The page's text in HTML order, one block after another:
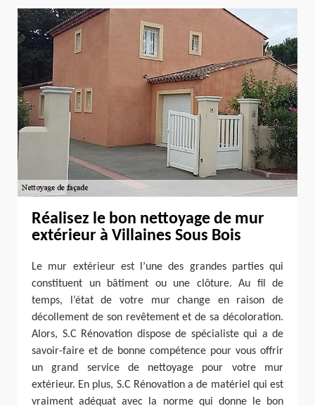
Réalisez le bon nettoyage de mur
extérieur à Villaines Sous Bois
Le mur extérieur est l’une des grandes parties qui
constituent un bâtiment ou une clôture. Au fil de
temps, l’état de votre mur change en raison de
décollement de son revêtement et de sa décoloration.
Alors, S.C Rénovation dispose de spécialiste qui a de
savoir-faire et de bonne compétence pour vous offrir
un grand service de nettoyage pour votre mur
extérieur. En plus, S.C Rénovation a de matériel qui est
vraiment adéquat avec la norme qui donne le bon